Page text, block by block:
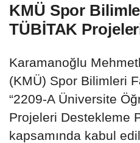
KMÜ Spor
TÜBİTAK
Karamanoğlu
(KMÜ) Spor Bilimleri
“2209-A Üniversite
Projeleri Destekleme
kapsamında kabul